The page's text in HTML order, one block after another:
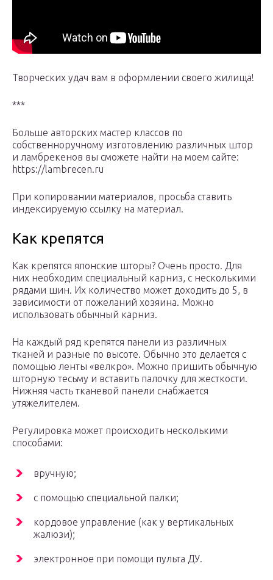
Творческих удач вам в оформлении своего жилища!
***
Больше авторских мастер классов по
собственноручному изготовлению различных штор
и ламбрекенов вы сможете найти на моем сайте:
https://lambrecen.ru
При копировании материалов, просьба ставить
индексируемую ссылку на материал.
Как крепятся
Как крепятся японские шторы? Очень просто. Для
них необходим специальный карниз, с несколькими
рядами шин. Их количество может доходить до 5, в
зависимости от пожеланий хозяина. Можно
использовать обычный карниз.
На каждый ряд крепятся панели из различных
тканей и разные по высоте. Обычно это делается с
помощью ленты «велкро». Можно пришить обычную
шторную тесьму и вставить палочку для жесткости.
Нижняя часть тканевой панели снабжается
утяжелителем.
Регулировка может происходить несколькими
способами:
вручную;
с помощью специальной палки;
кордовое управление (как у вертикальных
жалюзи);
электронное при помощи пульта ДУ.